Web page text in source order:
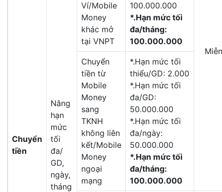
Chuyển
tiền
Nâng
hạn
mức
tối
đa/
GD,
ngày,
tháng
Ví/Mobile
Money
khác mở
tại VNPT
100.000.000
*.Hạn mức tối
đa/tháng:
100.000.000
Chuyển
tiền từ
Mobile
Money
sang
TKNH
không liên
kết/Mobile
Money
ngoại
mạng
*.Hạn mức tối
thiểu/GD: 2.000
*.Hạn mức tối
đa/GD:
50.000.000
*.Hạn mức tối
đa/ngày:
50.000.000
*.Hạn mức tối
đa/tháng:
100.000.000